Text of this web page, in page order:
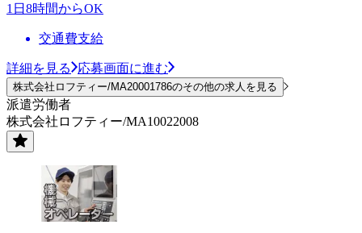
1日8時間からOK
交通費支給
詳細を見る 応募画面に進む
株式会社ロフティー/MA20001786のその他の求人を見る
派遣労働者
株式会社ロフティー/MA10022008